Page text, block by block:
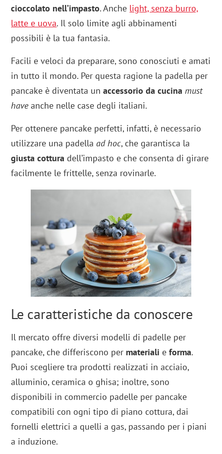
cioccolato nell’impasto. Anche light, senza burro,
latte e uova. Il solo limite agli abbinamenti
possibili è la tua fantasia.
Facili e veloci da preparare, sono conosciuti e amati
in tutto il mondo. Per questa ragione la padella per
pancake è diventata unaccessorio da cucinamust
haveanche nelle case degli italiani.
Per ottenere pancake perfetti, infatti, è necessario
utilizzare una padellaad hoc, che garantisca la
giusta cottura dell’impasto e che consenta di girare
facilmente le frittelle, senza rovinarle.
Le caratteristiche da conoscere
Il mercato offre diversi modelli di padelle per
pancake, che differiscono per materiali eforma.
Puoi scegliere tra prodotti realizzati in acciaio,
alluminio, ceramica o ghisa; inoltre, sono
disponibili in commercio padelle per pancake
compatibili con ogni tipo di piano cottura, dai
fornelli elettrici a quelli a gas, passando per i piani
a induzione.